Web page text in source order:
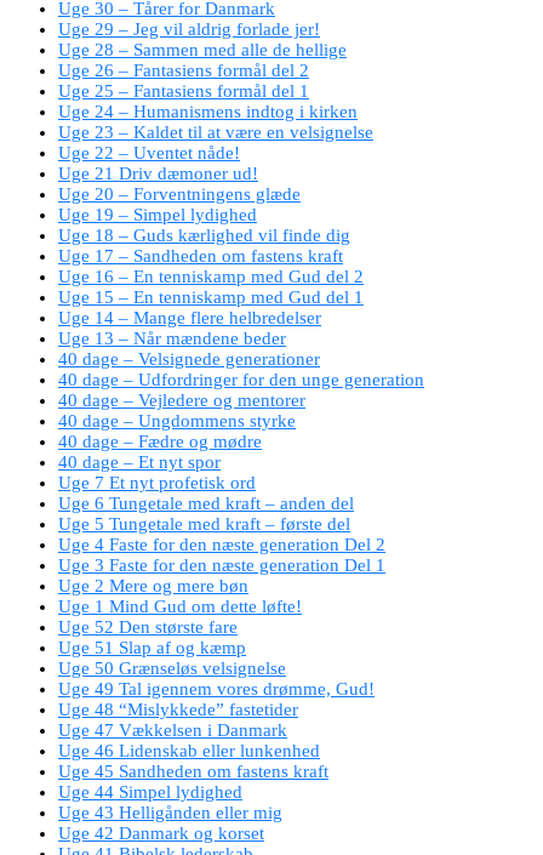
Uge 30 – Tårer for Danmark
Uge 29 – Jeg vil aldrig forlade jer!
Uge 28 – Sammen med alle de hellige
Uge 26 – Fantasiens formål del 2
Uge 25 – Fantasiens formål del 1
Uge 24 – Humanismens indtog i kirken
Uge 23 – Kaldet til at være en velsignelse
Uge 22 – Uventet nåde!
Uge 21 Driv dæmoner ud!
Uge 20 – Forventningens glæde
Uge 19 – Simpel lydighed
Uge 18 – Guds kærlighed vil finde dig
Uge 17 – Sandheden om fastens kraft
Uge 16 – En tenniskamp med Gud del 2
Uge 15 – En tenniskamp med Gud del 1
Uge 14 – Mange flere helbredelser
Uge 13 – Når mændene beder
40 dage – Velsignede generationer
40 dage – Udfordringer for den unge generation
40 dage – Vejledere og mentorer
40 dage – Ungdommens styrke
40 dage – Fædre og mødre
40 dage – Et nyt spor
Uge 7 Et nyt profetisk ord
Uge 6 Tungetale med kraft – anden del
Uge 5 Tungetale med kraft – første del
Uge 4 Faste for den næste generation Del 2
Uge 3 Faste for den næste generation Del 1
Uge 2 Mere og mere bøn
Uge 1 Mind Gud om dette løfte!
Uge 52 Den største fare
Uge 51 Slap af og kæmp
Uge 50 Grænseløs velsignelse
Uge 49 Tal igennem vores drømme, Gud!
Uge 48 “Mislykkede” fastetider
Uge 47 Vækkelsen i Danmark
Uge 46 Lidenskab eller lunkenhed
Uge 45 Sandheden om fastens kraft
Uge 44 Simpel lydighed
Uge 43 Helligånden eller mig
Uge 42 Danmark og korset